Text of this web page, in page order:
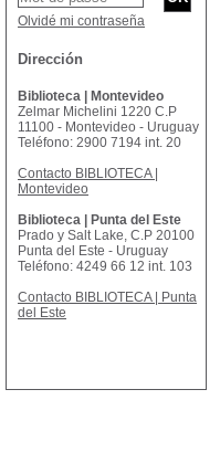
Olvidé mi contraseña
Dirección
Biblioteca | Montevideo
Zelmar Michelini 1220 C.P
11100 - Montevideo - Uruguay
Teléfono: 2900 7194 int. 20
Contacto BIBLIOTECA |
Montevideo
Biblioteca | Punta del Este
Prado y Salt Lake, C.P 20100
Punta del Este - Uruguay
Teléfono: 4249 66 12 int. 103
Contacto BIBLIOTECA | Punta
del Este